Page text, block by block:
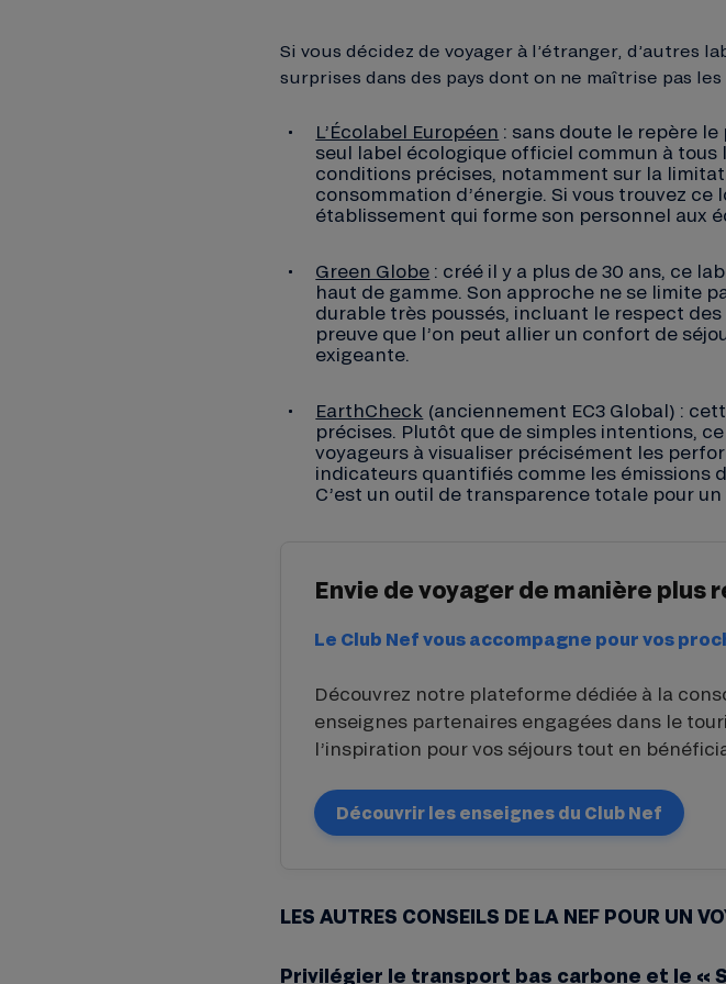
Si vous décidez de voyager à l’étranger, d’autres
surprises dans des pays dont on ne maîtrise pas
L’Écolabel Européen : sans doute le repère le
seul label écologique officiel commun à tous
conditions précises, notamment sur la
consommation d’énergie. Si vous trouvez ce
établissement qui forme son personnel aux
Green Globe : créé il y a plus de 30 ans, ce
haut de gamme. Son approche ne se limite
durable très poussés, incluant le respect des
preuve que l’on peut allier un confort de
exigeante.
EarthCheck (anciennement EC3 Global) :
précises. Plutôt que de simples intentions,
voyageurs à visualiser précisément les
indicateurs quantifiés comme les émissions
C’est un outil de transparence totale pour
Envie de voyager de manière plus
Le Club Nef vous accompagne pour vos
Découvrez notre plateforme dédiée à la
enseignes partenaires engagées dans le
l’inspiration pour vos séjours tout en
Découvrir les enseignes du Club Nef
LES AUTRES CONSEILS DE LA NEF POUR UN
Privilégier le transport bas carbone et le «